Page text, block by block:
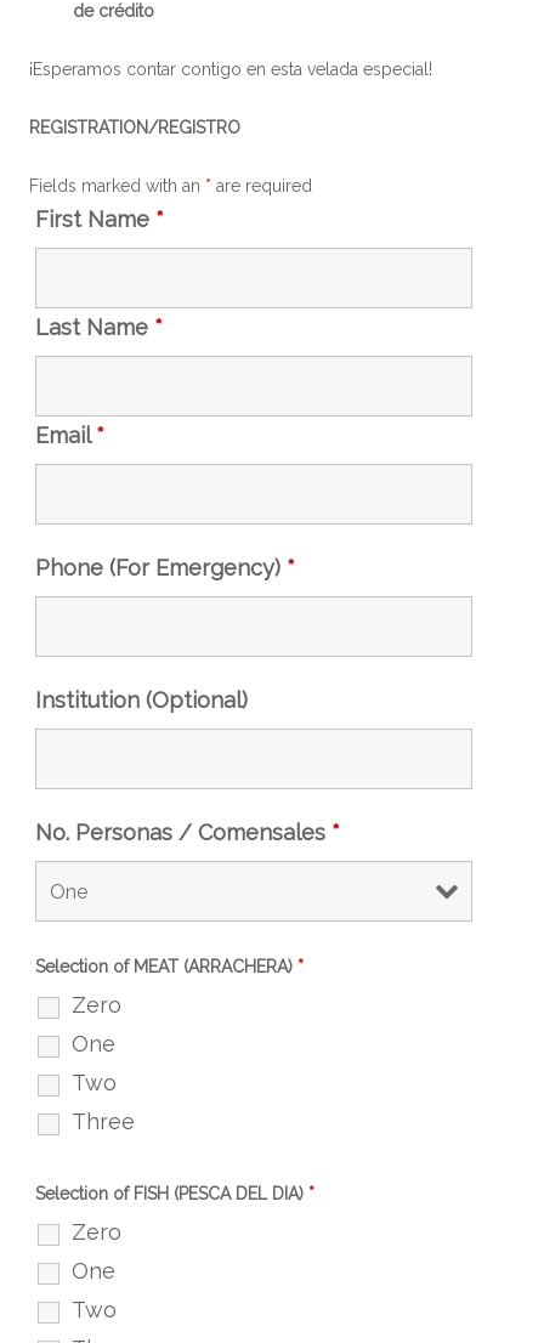
de crédito
¡Esperamos contar contigo en esta velada especial!
REGISTRATION/REGISTRO
Fields marked with an * are required
First Name *
Last Name *
Email*
Phone (For Emergency) *
Institution (Optional)
No. Personas / Comensales *
Selection of MEAT (ARRACHERA) *
Zero
One
Two
Three
Selection of FISH (PESCA DEL DIA) *
Zero
One
Two